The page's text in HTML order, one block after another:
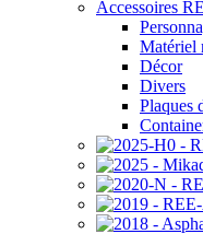
Accessoires
Matériel
Décor
Divers
Plaques